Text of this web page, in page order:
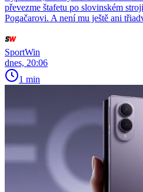
převezme štafetu po slovinském
Pogačarovi. A není mu ještě ani
SportWin
dnes, 20:06
1 min